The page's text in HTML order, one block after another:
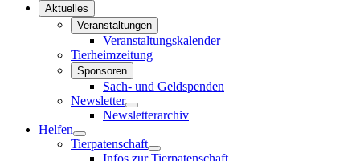
Aktuelles
Veranstaltungen
Veranstaltungskalender
Tierheimzeitung
Sponsoren
Sach- und Geldspenden
Newsletter
Newsletterarchiv
Helfen
Tierpatenschaft
Infos zur Tierpatenschaft